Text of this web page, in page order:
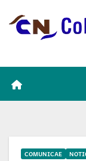
COMUNICAE